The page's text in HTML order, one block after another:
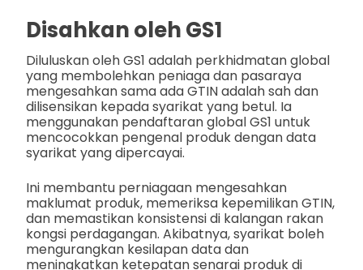
Disahkan oleh GS1
Diluluskan oleh GS1 adalah perkhidmatan global
yang membolehkan peniaga dan pasaraya
mengesahkan sama ada GTIN adalah sah dan
dilisensikan kepada syarikat yang betul. Ia
menggunakan pendaftaran global GS1 untuk
mencocokkan pengenal produk dengan data
syarikat yang dipercayai.
Ini membantu perniagaan mengesahkan
maklumat produk, memeriksa kepemilikan GTIN,
dan memastikan konsistensi di kalangan rakan
kongsi perdagangan. Akibatnya, syarikat boleh
mengurangkan kesilapan data dan
meningkatkan ketepatan senarai produk di